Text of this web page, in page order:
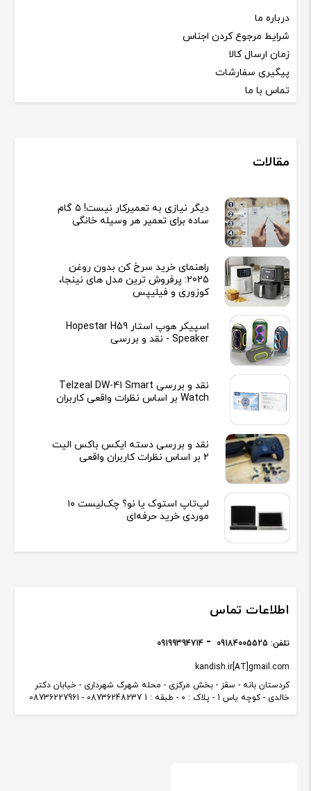
درباره ما
شرایط مرجوع کردن اجناس
زمان ارسال کالا
پیگیری سفارشات
تماس با ما
مقالات
دیگر نیازی به تعمیرکار نیست! ۵ گام
ساده برای تعمیر هر وسیله خانگی
راهنمای خرید سرخ کن بدون روغن
2025: پرفروش ترین مدل های نینجا،
کوزوری و فیلیپس
اسپیکر هوپ استار Hopestar H59
Speaker - نقد و بررسی
نقد و بررسی Telzeal DW-41 Smart
Watch بر اساس نظرات واقعی کاربران
نقد و بررسی دسته ایکس باکس الیت
2 بر اساس نظرات کاربران واقعی
لپ‌تاپ استوک یا نو؟ چک‌لیست ۱۰
موردی خرید حرفه‌ای
اطلاعات تماس
کردستان بانه - سقز - بخش مرکزی - محله شهرک شهرداری - خیابان دکتر
خالدی - کوچه یاس 1 - پلاک : 0 - طبقه : 1 08736248237 - 08736227961
kandish.ir[AT]gmail.com
تلفن: 09184005525
09199394714